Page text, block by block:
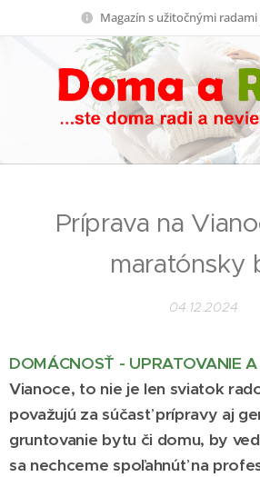
Magazín s užitočnými
Príprava na
maratónsky
04.12.2024
DOMÁCNOSŤ - UPRATOVANIE
Vianoce, to nie je len sviatok
považujú za súčasť prípravy aj
gruntovanie bytu či domu, by
sa nechceme spoľahnúť na